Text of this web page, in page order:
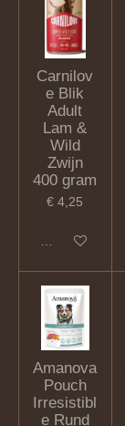
Carnilov
e Blik
Adult
Lam &
Wild
Zwijn
400 gram
€ 4,25
In winkelwagen
Amanova
Pouch
Irresistibl
e Rund